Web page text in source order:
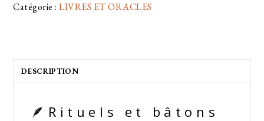
Catégorie :LIVRES ET ORACLES
DESCRIPTION
🪶Rituels et bâtons